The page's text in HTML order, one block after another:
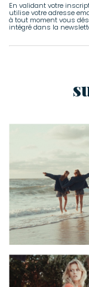
En validant votre
utilise votre adresse
à tout moment vous
intégré dans la